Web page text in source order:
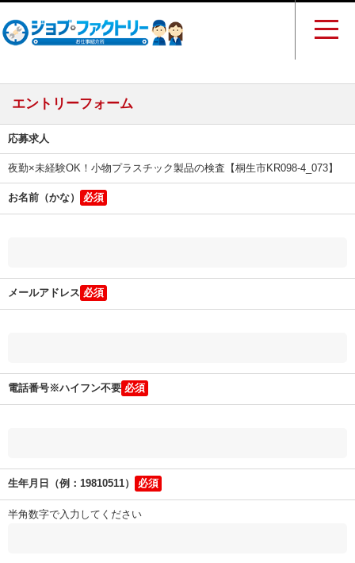
エントリーフォーム
応募求人
夜勤×未経験OK！小物プラスチック製品の検査【桐生市KR098-4_073】
お名前（かな）
メールアドレス
電話番号※ハイフン不要
生年月日（例：19810511）
半角数字で入力してください